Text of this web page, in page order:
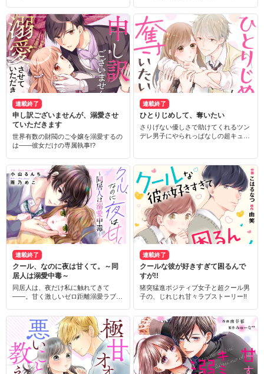
連載終了
申し訳ございませんが、溺愛させ
ていただきます
世界有数の財閥のご令嬢を溺愛するの
は――彼女だけの専属執事!?
連載終了
ひとりじめして、奪いたい
さりげない優しさで助けてくれるツン
デレ男子にやられっぱなしの超キュ
連載終了
クール、なのに夜は甘くて。～同
居人は溺愛中毒～
同居人は、夜だけ私に触れてきて
――。甘く激しいゼロ距離溺愛ラブス
連載終了
クールな彼が好きすぎて困るんで
すが!!
猪突猛進ポジティブ女子と超クール男
子の、じれじれ甘々ラブストーリー!!